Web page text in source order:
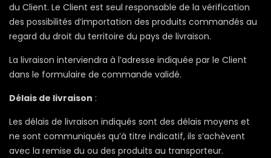
du Client. Le Client est seul responsable de la vérification
des possibilités d’importation des produits commandés au
regard du droit du territoire du pays de livraison.
La livraison interviendra à l’adresse indiquée par le Client
dans le formulaire de commande validé.
Délais de livraison :
Les délais de livraison indiqués sont des délais moyens et
ne sont communiqués qu’à titre indicatif, ils s’achèvent
avec la remise du ou des produits au transporteur.